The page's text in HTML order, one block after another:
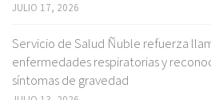
JULIO 17, 2026
Servicio de Salud Ñuble refuerza
enfermedades respiratorias y
síntomas de gravedad